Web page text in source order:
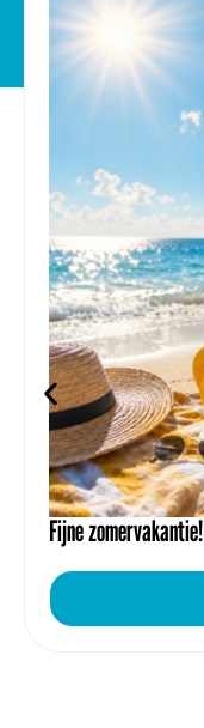
Fijne zomervakantie!